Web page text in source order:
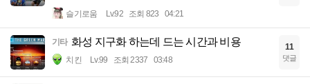
슬기로움 Lv.92 조회 823 04:21
기타 화성 지구화 하는데 드는 시간과 비용
치킨 Lv.99 조회 2337 03:48
11
댓글